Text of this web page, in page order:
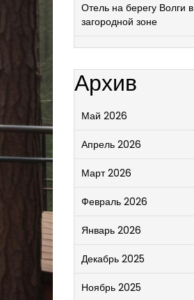
Отель на берегу Волги в
загородной зоне
Архив
Май 2026
Апрель 2026
Март 2026
Февраль 2026
Январь 2026
Декабрь 2025
Ноябрь 2025